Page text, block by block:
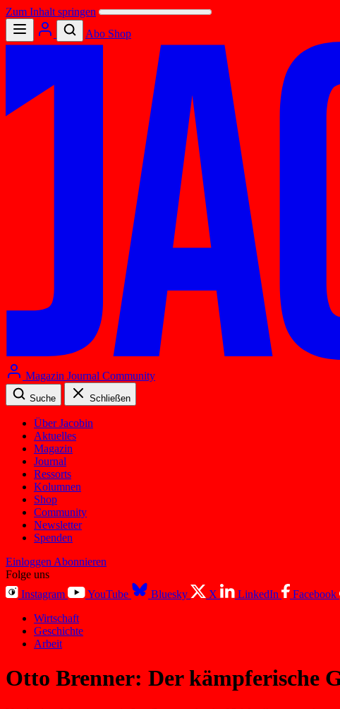
Zum Inhalt springen
Abo Shop
Magazin Journal Community
Suche Schließen
Über Jacobin
Aktuelles
Magazin
Journal
Ressorts
Kolumnen
Shop
Community
Newsletter
Spenden
Einloggen Abonnieren
Folge uns
Instagram
YouTube Bluesky X LinkedIn Facebook
Wirtschaft
Geschichte
Arbeit
Otto Brenner: Der kämpferische